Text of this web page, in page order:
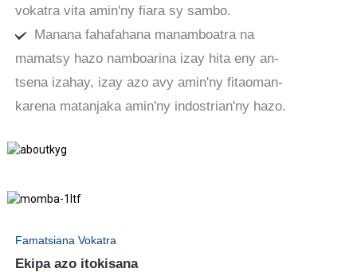
vokatra vita amin'ny fiara sy sambo.
Manana fahafahana manamboatra na
mamatsy hazo namboarina izay hita eny an-
tsena izahay, izay azo avy amin'ny fitaoman-
karena matanjaka amin'ny indostrian'ny hazo.
Famatsiana Vokatra
Ekipa azo itokisana